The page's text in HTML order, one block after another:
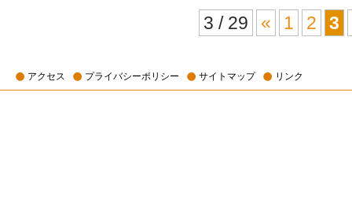
3 / 29 « 1 2 3
アクセス プライバシーポリシー サイトマップ リンク